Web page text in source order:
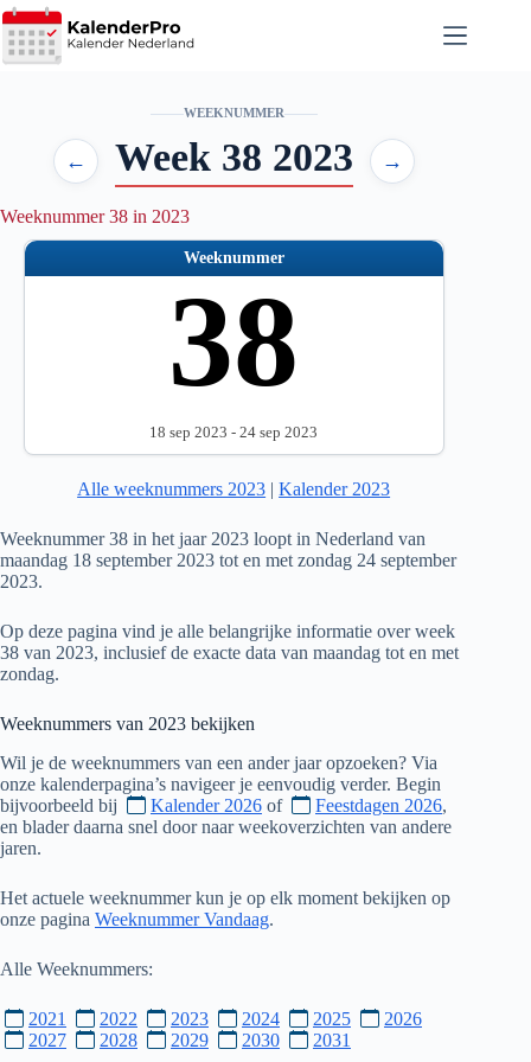
Ga
naar
de
WEEKNUMMER
← Week 38 2023 →
Weeknummer 38 in 2023
Weeknummer
38
18 sep 2023 - 24 sep 2023
Alle weeknummers 2023 |Kalender 2023
Weeknummer 38 in het jaar 2023 loopt in Nederland van
maandag 18 september 2023 tot en met zondag 24 september
2023.
Op deze pagina vind je alle belangrijke informatie over week
38 van 2023, inclusief de exacte data van maandag tot en met
zondag.
Weeknummers van 2023 bekijken
Wil je de weeknummers van een ander jaar opzoeken? Via
onze kalenderpagina’s navigeer je eenvoudig verder. Begin
bijvoorbeeld bij
Kalender 2026 of Feestdagen 2026,
en blader daarna snel door naar weekoverzichten van andere
jaren.
Het actuele weeknummer kun je op elk moment bekijken op
onze pagina Weeknummer Vandaag.
Alle Weeknummers:
2021 2022 2023 2024 2025
2026
2027
2028 2029 2030 2031